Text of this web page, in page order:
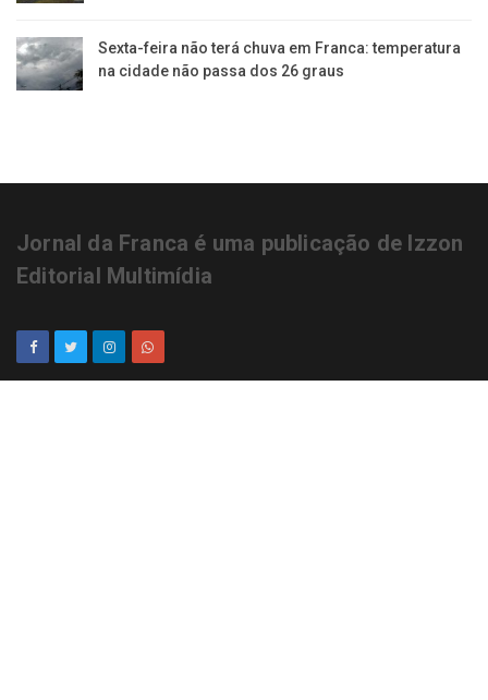
Sexta-feira não terá chuva em Franca: temperatura
na cidade não passa dos 26 graus
Jornal da Franca é uma publicação de Izzon
Editorial Multimídia